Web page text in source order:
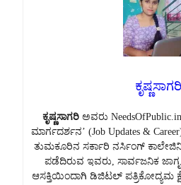
ಕೃಷ್ಣಸಾಗರಿ
ಕೃಷ್ಣಸಾಗರಿ ಅವರು
ಮಾರ್ಗದರ್ಶನ’ (Job Updates &
ತುಮಕೂರಿನ ಸರ್ಕಾರಿ ನರ್ಸಿಂಗ್
ಪಡೆದಿರುವ ಇವರು, ಸಾರ್ವಜನಿಕ
ಆಸಕ್ತಿಯಿಂದಾಗಿ ಡಿಜಿಟಲ್ ಪತ್ರಿಕೋದ್ಯಮ